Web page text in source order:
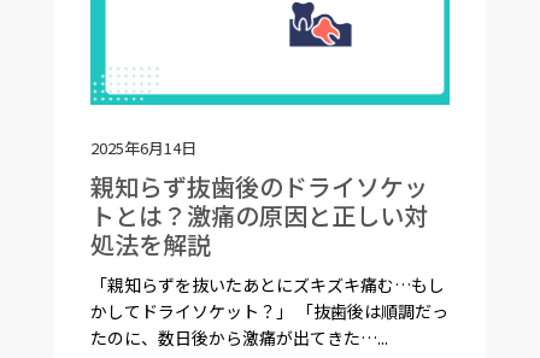
2025年6月14日
親知らず抜歯後のドライソケッ
トとは？激痛の原因と正しい対
処法を解説
「親知らずを抜いたあとにズキズキ痛む…もし
かしてドライソケット？」 「抜歯後は順調だっ
たのに、数日後から激痛が出てきた…...